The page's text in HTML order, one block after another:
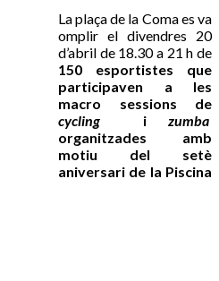
La plaça de la Coma es va
omplir el divendres 20
d’abril de 18.30 a 21 h de
150 esportistes que
participaven a les
macro sessions de
cycling
i zumba
organitzades amb
motiu del setè
aniversari de la Piscina